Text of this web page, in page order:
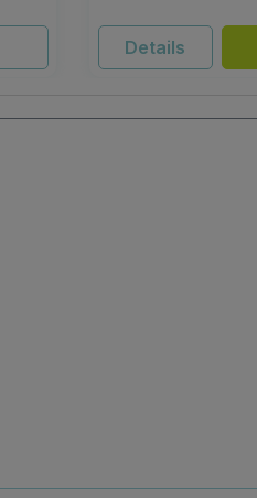
Details